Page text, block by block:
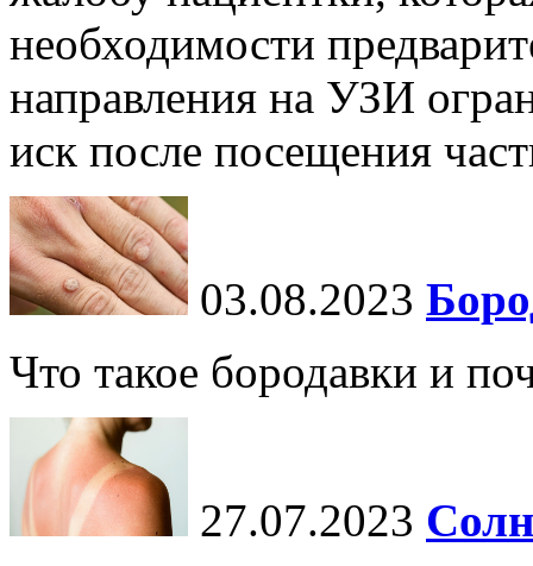
необходимости
направления на УЗИ
иск после посещения
03.08.2023
Что такое бородавки и
27.07.2023